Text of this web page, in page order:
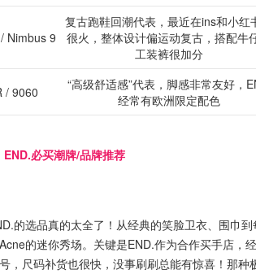
Nimbus 9
复古跑鞋回潮代表，最近在ins和小红
很火，整体设计偏运动复古，搭配牛
工装裤很加分
/ 9060
“高级舒适感”代表，脚感非常友好，
经常有欧洲限定配色
END.必买潮牌/品牌推荐
的选品真的太全了！从经典的笑脸卫衣、围巾到
的迷你秀场。关键是END.作为合作买手店，
，尺码补货也很快，没事刷刷总能有惊喜！那种